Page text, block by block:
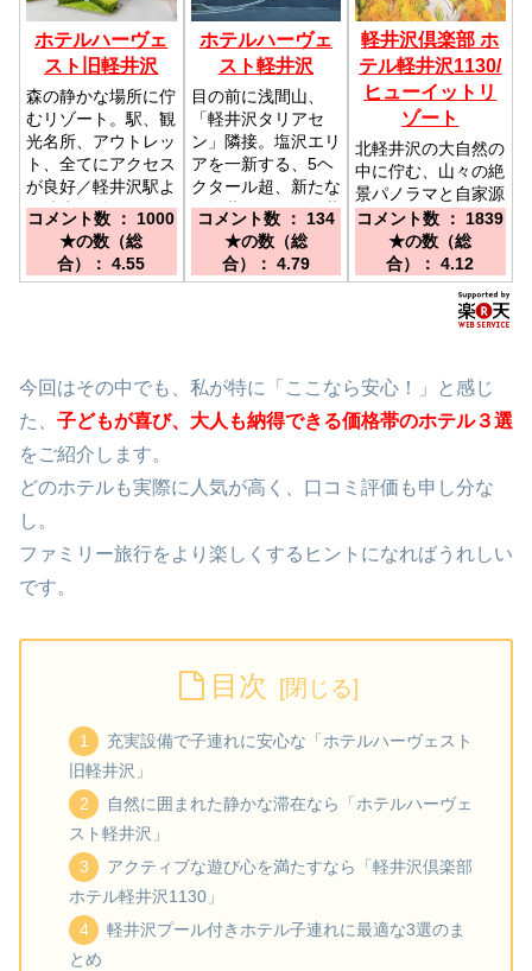
ホテルハーヴェ
スト旧軽井沢
森の静かな場所に佇
むリゾート。駅、観
光名所、アウトレッ
ト、全てにアクセス
が良好／軽井沢駅よ
り徒歩11分
コメント数 ： 1000
★の数（総
合）： 4.55
ホテルハーヴェ
スト軽井沢
目の前に浅間山、
「軽井沢タリアセ
ン」隣接。塩沢エリ
アを一新する、5ヘ
クタール超、新たな
る軽井沢へ。／軽井
沢駅よりお車にて約
１５分
コメント数 ： 134
★の数（総
合）： 4.79
軽井沢倶楽部 ホ
テル軽井沢1130/
ヒューイットリ
ゾート
北軽井沢の大自然の
中に佇む、山々の絶
景パノラマと自家源
泉を贅沢に満喫でき
るリゾートホテル。
／北陸新幹線「軽井
沢駅南口」からシャ
トルバス有 約40
分～50分(要予約) /
沢ICより約60分
コメント数 ： 1839
★の数（総
合）： 4.12
今回はその中でも、私が特に「ここなら安心！」と感じ
た、 子どもが喜び、大人も納得できる価格帯のホテル３選
をご紹介します。
どのホテルも実際に人気が高く、口コミ評価も申し分な
し。
ファミリー旅行をより楽しくするヒントになればうれしい
です。
目次
充実設備で子連れに安心な「ホテルハーヴェスト
旧軽井沢」
自然に囲まれた静かな滞在なら「ホテルハーヴェ
スト軽井沢」
アクティブな遊び心を満たすなら「軽井沢倶楽部
ホテル軽井沢1130」
軽井沢プール付きホテル子連れに最適な3選のま
とめ